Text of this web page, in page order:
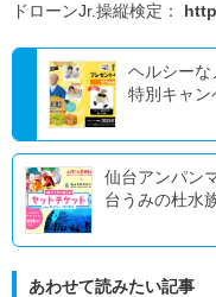
ドローンJr.操縦検定：
ヘルシーな
特別キャン
仙台アンパン
台うみの杜水
あわせて読みたい記事